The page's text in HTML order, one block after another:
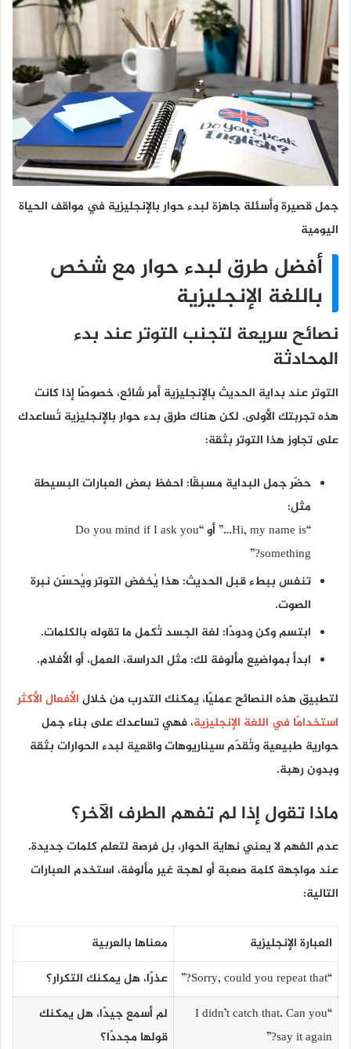
جمل قصيرة وأسئلة جاهزة لبدء حوار بالإنجليزية في مواقف الحياة
اليومية
أفضل طرق لبدء حوار مع شخص
باللغة الإنجليزية
نصائح سريعة لتجنب التوتر عند بدء
المحادثة
التوتر عند بداية الحديث بالإنجليزية أمر شائع، خصوصًا إذا كانت
هذه تجربتك الأولى. لكن هناك طرق بدء حوار بالإنجليزية تُساعدك
على تجاوز هذا التوتر بثقة:
حضّر جمل البداية مسبقًا: احفظ بعض العبارات البسيطة
مثل:
“Hi, my name is…” أو “Do you mind if I ask you
something?”
تنفس ببطء قبل الحديث: هذا يُخفض التوتر ويُحسّن نبرة
الصوت.
ابتسم وكن ودودًا: لغة الجسد تُكمل ما تقوله بالكلمات.
ابدأ بمواضيع مألوفة لك: مثل الدراسة، العمل، أو الأفلام.
لتطبيق هذه النصائح عمليًا، يمكنك التدرب من خلال الأفعال الأكثر
استخدامًا في اللغة الإنجليزية، فهي تساعدك على بناء جمل
حوارية طبيعية وتُقدّم سيناريوهات واقعية لبدء الحوارات بثقة
وبدون رهبة.
ماذا تقول إذا لم تفهم الطرف الآخر؟
عدم الفهم لا يعني نهاية الحوار، بل فرصة لتعلم كلمات جديدة.
عند مواجهة كلمة صعبة أو لهجة غير مألوفة، استخدم العبارات
التالية:
العبارة الإنجليزية
معناها بالعربية
“Sorry, could you repeat that?”
عذرًا، هل يمكنك التكرار؟
“I didn’t catch that. Can you
say it again?”
لم أسمع جيدًا، هل يمكنك
قولها مجددًا؟